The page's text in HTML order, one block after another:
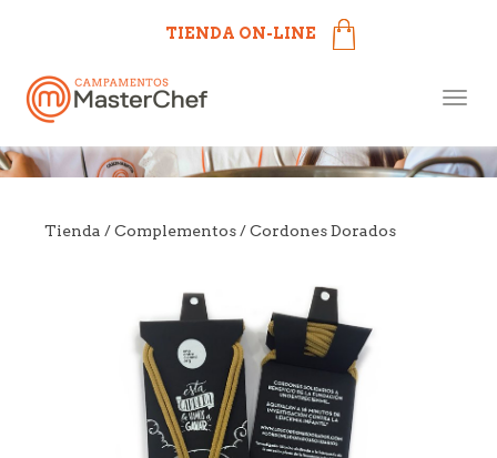
TIENDA ON-LINE
Campamentos MasterChef
más cerca de ti
Tienda /Complementos/ Cordones Dorados